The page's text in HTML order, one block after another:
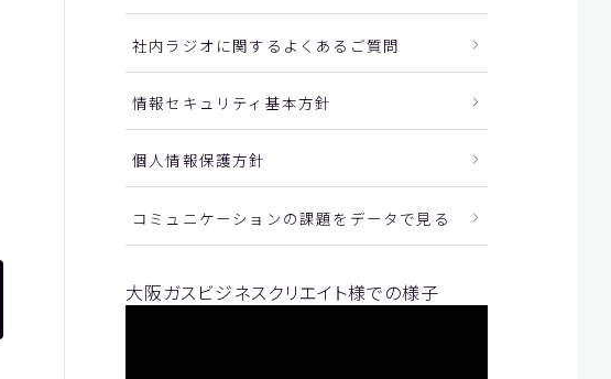
社内ラジオに関するよくあるご質問
情報セキュリティ基本方針
個人情報保護方針
コミュニケーションの課題をデータで見る
大阪ガスビジネスクリエイト様での様子